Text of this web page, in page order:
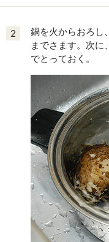
2
鍋を火からおろし
までさます。次に
でとっておく。